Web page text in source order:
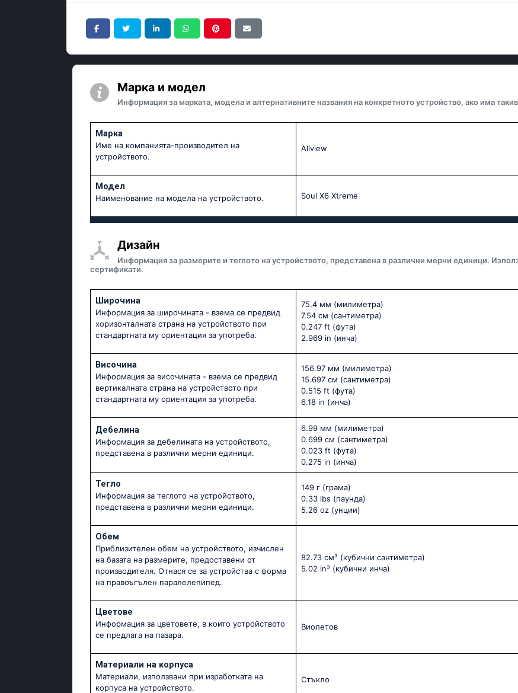
Марка и модел
Информация за марката, модела и алтернативните названия на конкретното устройство, ако има
Марка
Име на компанията-производител на
устройството.
Allview
Модел
Наименование на модела на устройството.
Soul X6 Xtreme
Дизайн
Информация за размерите и теглото на устройството, представена в различни мерни единици.
сертификати.
Широчина
Информация за широчината - взема се предвид
хоризонталната страна на устройството при
стандартната му ориентация за употреба.
75.4 мм (милиметра)
7.54 см (сантиметра)
0.247 ft (фута)
2.969 in (инча)
Височина
Информация за височината - взема се предвид
вертикалната страна на устройството при
стандартната му ориентация за употреба.
156.97 мм (милиметра)
15.697 см (сантиметра)
0.515 ft (фута)
6.18 in (инча)
Дебелина
Информация за дебелината на устройството,
представена в различни мерни единици.
6.99 мм (милиметра)
0.699 см (сантиметра)
0.023 ft (фута)
0.275 in (инча)
Тегло
Информация за теглото на устройството,
представена в различни мерни единици.
149 г (грама)
0.33 lbs (паунда)
5.26 oz (унции)
Обем
Приблизителен обем на устройството, изчислен
на базата на размерите, предоставени от
производителя. Отнася се за устройства с форма
на правоъгълен паралелепипед.
82.73 см³ (кубични сантиметра)
5.02 in³ (кубични инча)
Цветове
Информация за цветовете, в които устройството
се предлага на пазара.
Виолетов
Материали на корпуса
Материали, използвани при изработката на
корпуса на устройството.
Стъкло